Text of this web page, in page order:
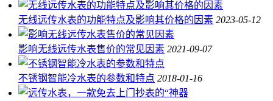
无线远传水表的功能特点及影响其价格的因素 2023-05-12
影响无线远传水表售价的常见因素 2021-09-07
不锈钢智能冷水表的参数和特点 2018-01-16